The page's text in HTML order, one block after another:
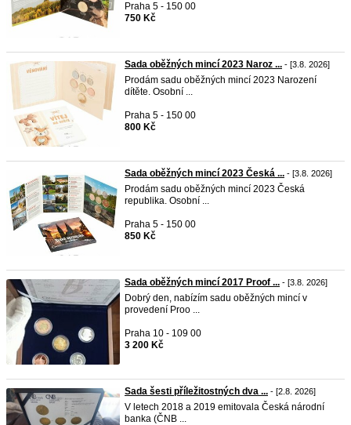
Praha 5 - 150 00
750 Kč
Sada oběžných mincí 2023 Naroz ... - [3.8. 2026]
Prodám sadu oběžných mincí 2023 Narození
dítěte. Osobní ...
Praha 5 - 150 00
800 Kč
Sada oběžných mincí 2023 Česká ... - [3.8. 2026]
Prodám sadu oběžných mincí 2023 Česká
republika. Osobní ...
Praha 5 - 150 00
850 Kč
Sada oběžných mincí 2017 Proof ... - [3.8. 2026]
Dobrý den, nabízím sadu oběžných mincí v
provedení Proo ...
Praha 10 - 109 00
3 200 Kč
Sada šesti příležitostných dva ... - [2.8. 2026]
V letech 2018 a 2019 emitovala Česká národní
banka (ČNB ...